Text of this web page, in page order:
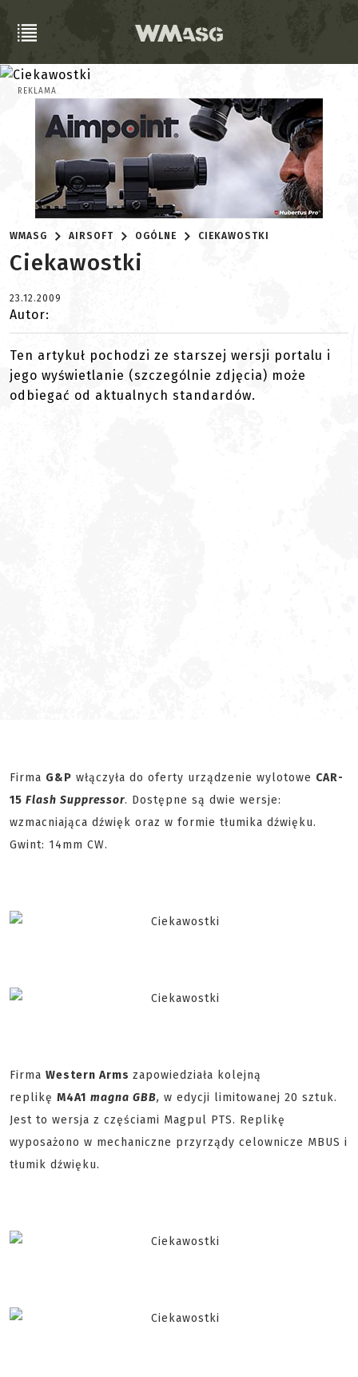
REKLAMA
WMASG AIRSOFT OGÓLNE CIEKAWOSTKI
Ciekawostki
23.12.2009
Autor:
Ten artykuł pochodzi ze starszej wersji portalu i
jego wyświetlanie (szczególnie zdjęcia) może
odbiegać od aktualnych standardów.
Firma G&P włączyła do oferty urządzenie wylotowe CAR-
15 Flash Suppressor. Dostępne są dwie wersje:
wzmacniająca dźwięk oraz w formie tłumika dźwięku.
Gwint: 14mm CW.
Firma Western Arms zapowiedziała kolejną
replikę M4A1 magna GBB, w edycji limitowanej 20 sztuk.
Jest to wersja z częściami Magpul PTS. Replikę
wyposażono w mechaniczne przyrządy celownicze MBUS i
tłumik dźwięku.